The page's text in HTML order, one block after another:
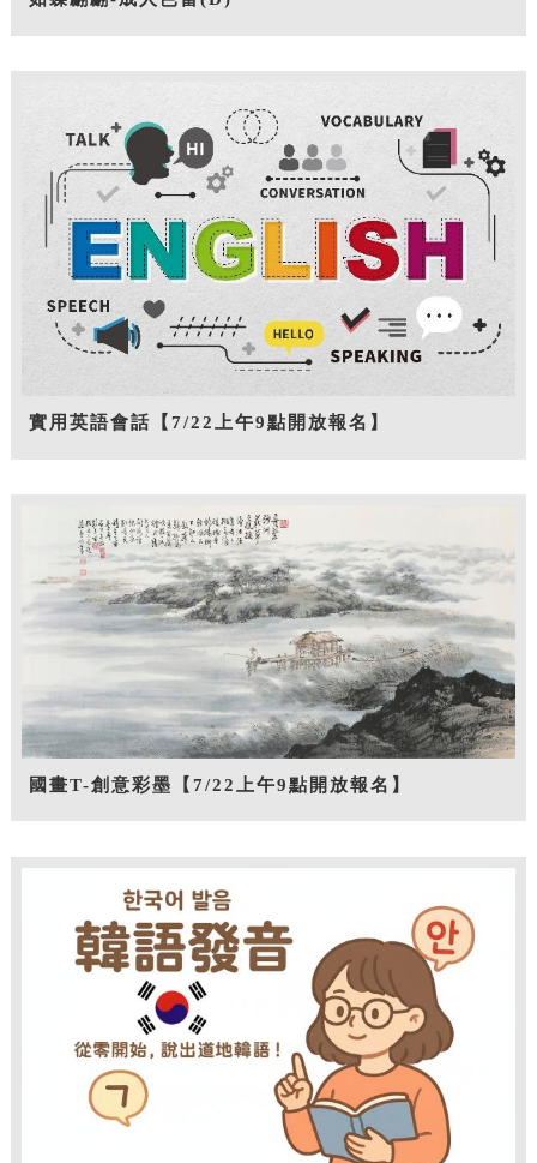
實用英語會話【7/22上午9點開放報名】
國畫T-創意彩墨【7/22上午9點開放報名】